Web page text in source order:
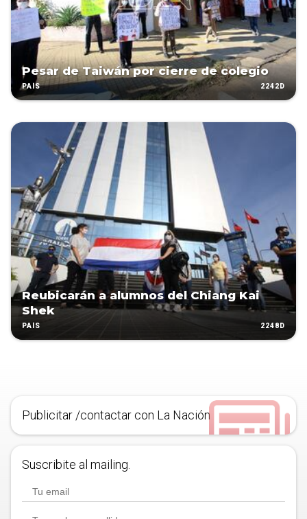
Pesar de Taiwán por cierre de colegio
PAÍS 2242D
Reubicarán a alumnos del Chiang Kai
Shek
PAÍS 2248D
Publicitar /contactar con La Nación
Suscribite al mailing.